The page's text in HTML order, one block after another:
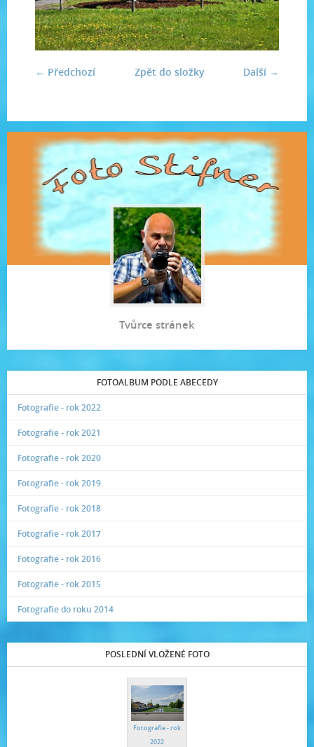
← Předchozí Další →
Zpět do složky
Tvůrce stránek
FOTOALBUM PODLE ABECEDY
Fotografie - rok 2022
Fotografie - rok 2021
Fotografie - rok 2020
Fotografie - rok 2019
Fotografie - rok 2018
Fotografie - rok 2017
Fotografie - rok 2016
Fotografie - rok 2015
Fotografie do roku 2014
POSLEDNÍ VLOŽENÉ FOTO
Fotografie - rok
2022